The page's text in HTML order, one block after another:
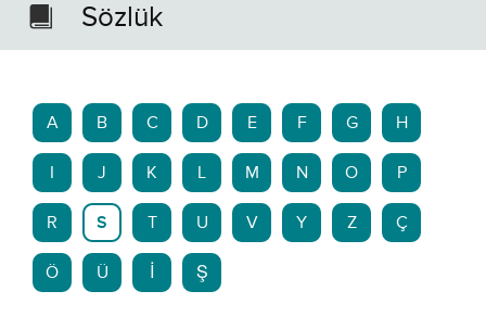
Sözlük
A B C D E F G H
J K L M N O P
R S T U V Y Z Ç
Ö Ü Ş